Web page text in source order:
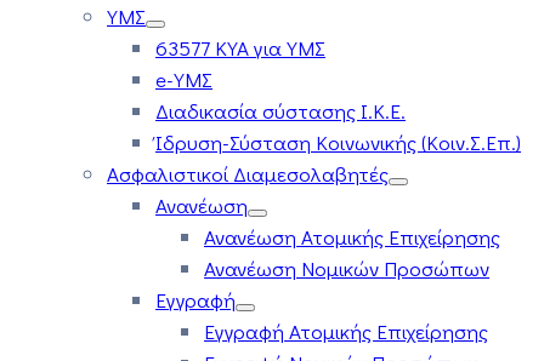
ΥΜΣ
63577 ΚΥΑ για ΥΜΣ
e-ΥΜΣ
Διαδικασία σύστασης Ι.Κ.Ε.
Ίδρυση-Σύσταση Κοινωνικής (Κοιν.Σ.Επ.)
Ασφαλιστικοί Διαμεσολαβητές
Ανανέωση
Ανανέωση Ατομικής Επιχείρησης
Ανανέωση Νομικών Προσώπων
Εγγραφή
Εγγραφή Ατομικής Επιχείρησης